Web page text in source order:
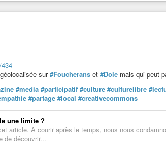
sur#Foucherans et #Dole mais qui peut
#media #participatif #culture #culturelibre
#partage #local #creativecommons
une limite ?
article. A courir après le temps, nous nous
de découvrir...